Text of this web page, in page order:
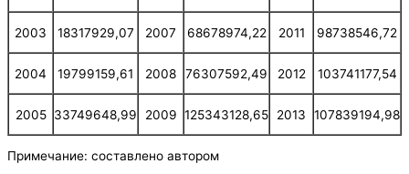
2003 18317929,07 2007 68678974,22 2011 98738546,72
2004 19799159,61 2008 76307592,49 2012 103741177,54
2005 33749648,99 2009 125343128,65 2013 107839194,98
Примечание: составлено автором